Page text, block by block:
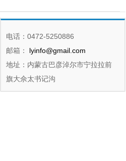
电话：0472-5250886
邮箱：
lyinfo@gmail.com
地址：内蒙古巴彦淖尔市宁拉拉前
旗大佘太书记沟